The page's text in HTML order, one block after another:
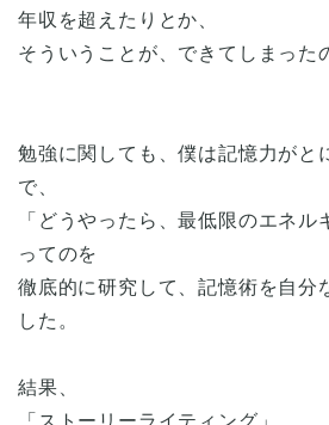
年収を超えたりとか、
そういうことが、できてしまった
勉強に関しても、僕は記憶力がと
で、
「どうやったら、最低限のエネル
ってのを
徹底的に研究して、記憶術を自分
した。
結果、
「ストーリーライティング」